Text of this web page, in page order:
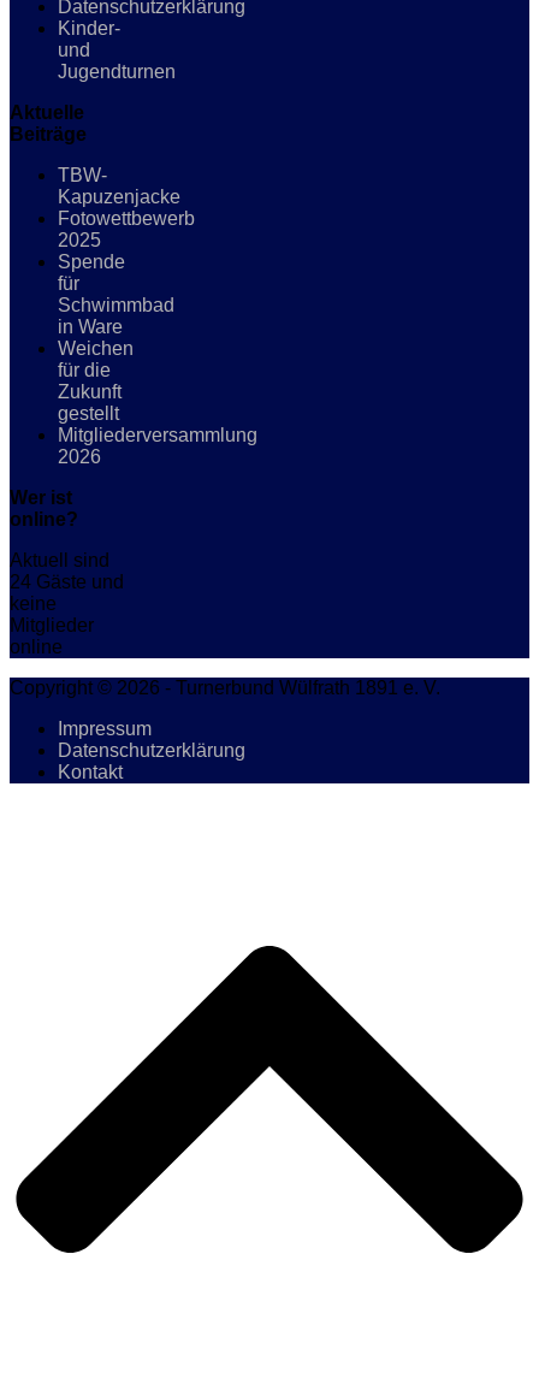
Datenschutzerklärung
Kinder-
und
Jugendturnen
Aktuelle
Beiträge
TBW-
Kapuzenjacke
Fotowettbewerb
2025
Spende
für
Schwimmbad
in Ware
Weichen
für die
Zukunft
gestellt
Mitgliederversammlung
2026
Wer ist
online?
Aktuell sind
24 Gäste und
keine
Mitglieder
online
Copyright © 2026 - Turnerbund Wülfrath 1891 e. V.
Impressum
Datenschutzerklärung
Kontakt